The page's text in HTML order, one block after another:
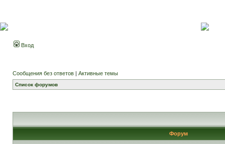
Вход
Сообщения без ответов | Активные темы
Список форумов
Форум